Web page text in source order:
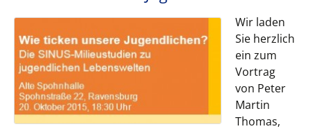
Wir laden
Sie herzlich
ein zum
Vortrag
von Peter
Martin
Thomas,